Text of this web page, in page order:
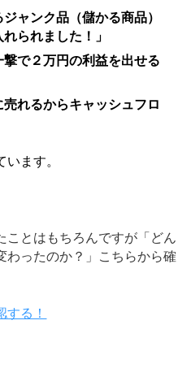
ャンク品（儲かる商品）
られました！」
撃で２万円の利益を出せる
売れるからキャッシュフロ
ます。
ことはもちろんですが「どん
わったのか？」こちらから確
る！